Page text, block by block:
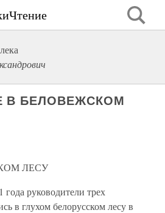
В БЕЛОВЕЖСКОМ
ЛЕСУ
года руководители трех
в глухом белорусском лесу в